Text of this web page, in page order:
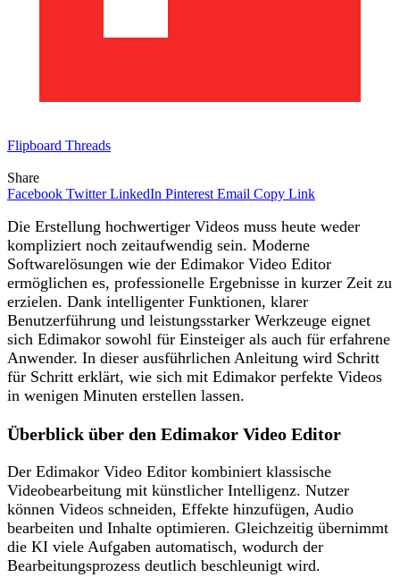
Flipboard Threads
Share
Facebook Twitter LinkedIn Pinterest Email Copy Link
Die Erstellung hochwertiger Videos muss heute weder
kompliziert noch zeitaufwendig sein. Moderne
Softwarelösungen wie der Edimakor Video Editor
ermöglichen es, professionelle Ergebnisse in kurzer Zeit zu
erzielen. Dank intelligenter Funktionen, klarer
Benutzerführung und leistungsstarker Werkzeuge eignet
sich Edimakor sowohl für Einsteiger als auch für erfahrene
Anwender. In dieser ausführlichen Anleitung wird Schritt
für Schritt erklärt, wie sich mit Edimakor perfekte Videos
in wenigen Minuten erstellen lassen.
Überblick über den Edimakor Video Editor
Der Edimakor Video Editor kombiniert klassische
Videobearbeitung mit künstlicher Intelligenz. Nutzer
können Videos schneiden, Effekte hinzufügen, Audio
bearbeiten und Inhalte optimieren. Gleichzeitig übernimmt
die KI viele Aufgaben automatisch, wodurch der
Bearbeitungsprozess deutlich beschleunigt wird.